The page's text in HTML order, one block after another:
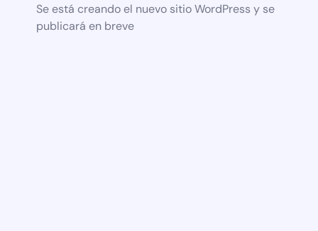
Se está creando el nuevo sitio WordPress y se
publicará en breve